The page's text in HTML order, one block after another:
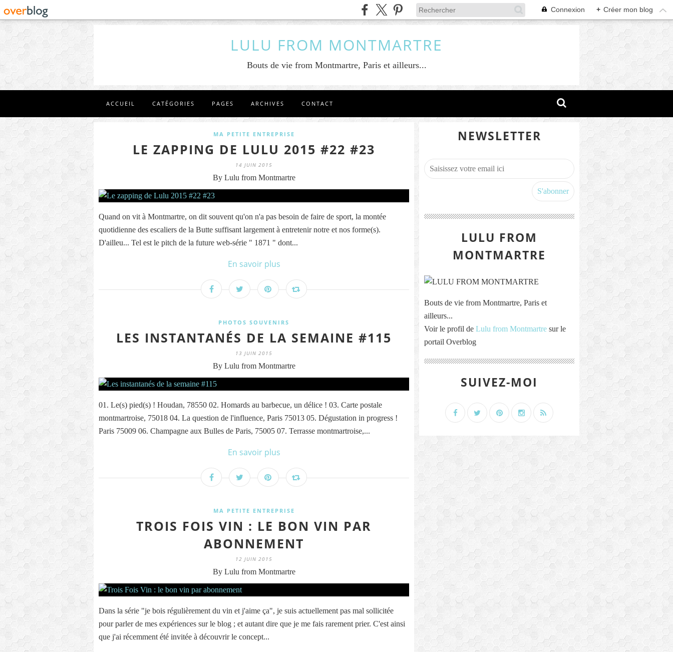
Connexion + Créer mon blog
LULU FROM MONTMARTRE
Bouts de vie from Montmartre, Paris et ailleurs...
ACCUEIL CATÉGORIES PAGES ARCHIVES CONTACT
MA PETITE ENTREPRISE
LE ZAPPING DE LULU 2015 #22 #23
14 JUIN 2015
By Lulu from Montmartre
Quand on vit à Montmartre, on dit souvent qu'on n'a pas besoin de faire de sport, la montée
quotidienne des escaliers de la Butte suffisant largement à entretenir notre et nos forme(s).
D'ailleu... Tel est le pitch de la future web-série " 1871 " dont...
En savoir plus
PHOTOS SOUVENIRS
LES INSTANTANÉS DE LA SEMAINE #115
13 JUIN 2015
By Lulu from Montmartre
01. Le(s) pied(s) ! Houdan, 78550 02. Homards au barbecue, un délice ! 03. Carte postale
montmartroise, 75018 04. La question de l'influence, Paris 75013 05. Dégustation in progress !
Paris 75009 06. Champagne aux Bulles de Paris, 75005 07. Terrasse montmartroise,...
En savoir plus
MA PETITE ENTREPRISE
TROIS FOIS VIN : LE BON VIN PAR
ABONNEMENT
12 JUIN 2015
By Lulu from Montmartre
Dans la série "je bois régulièrement du vin et j'aime ça", je suis actuellement pas mal sollicitée
pour parler de mes expériences sur le blog ; et autant dire que je me fais rarement prier. C'est ainsi
que j'ai récemment été invitée à découvrir le concept...
NEWSLETTER
LULU FROM
MONTMARTRE
Bouts de vie from Montmartre, Paris et
ailleurs...
Voir le profil de Lulu from Montmartre sur le
portail Overblog
SUIVEZ-MOI